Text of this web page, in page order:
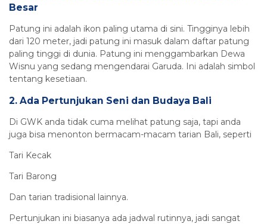
Besar
Patung ini adalah ikon paling utama di sini. Tingginya lebih
dari 120 meter, jadi patung ini masuk dalam daftar patung
paling tinggi di dunia. Patung ini menggambarkan Dewa
Wisnu yang sedang mengendarai Garuda. Ini adalah simbol
tentang kesetiaan.
2. Ada Pertunjukan Seni dan Budaya Bali
Di GWK anda tidak cuma melihat patung saja, tapi anda
juga bisa menonton bermacam-macam tarian Bali, seperti
Tari Kecak
Tari Barong
Dan tarian tradisional lainnya.
Pertunjukan ini biasanya ada jadwal rutinnya, jadi sangat